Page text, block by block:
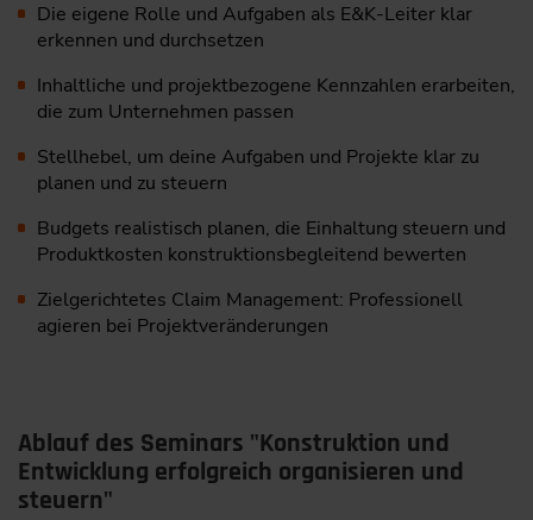
Die eigene Rolle und Aufgaben als E&K-Leiter klar
erkennen und ­durchsetzen
Inhaltliche und projektbezogene Kennzahlen erarbeiten,
die zum ­Unternehmen passen
Stellhebel, um deine Aufgaben und Projekte klar zu
planen und zu steuern
Budgets realistisch planen, die Einhaltung steuern und
Produktkosten konstruktionsbegleitend bewerten
Zielgerichtetes Claim Management: Professionell
agieren bei ­Projektveränderungen
Ablauf des Seminars "Konstruktion und
Entwicklung erfolgreich organisieren und
steuern"